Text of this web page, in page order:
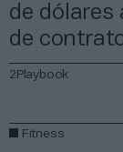
de dólares
de
2Playbook
Fitness